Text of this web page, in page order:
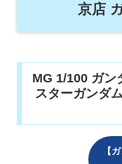
京店
MG 1/100 ガン
スターガンダ
【